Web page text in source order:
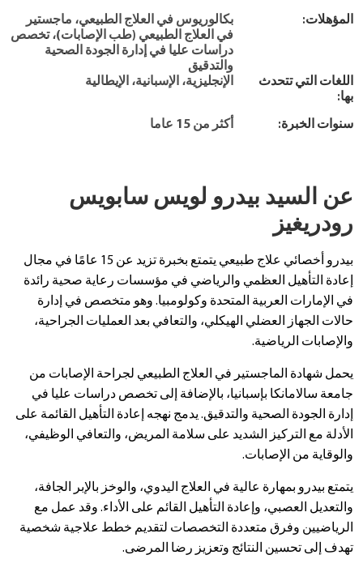
المؤهلات:
بكالوريوس في العلاج الطبيعي، ماجستير
في العلاج الطبيعي (طب الإصابات)، تخصص
دراسات عليا في إدارة الجودة الصحية
والتدقيق
اللغات التي تتحدث
بها:
الإنجليزية، الإسبانية، الإيطالية
سنوات الخبرة: أكثر من 15 عاما
عن السيد بيدرو لويس سابويس
رودريغيز
بيدرو أخصائي علاج طبيعي يتمتع بخبرة تزيد عن 15 عامًا في مجال
إعادة التأهيل العظمي والرياضي في مؤسسات رعاية صحية رائدة
في الإمارات العربية المتحدة وكولومبيا. وهو متخصص في إدارة
حالات الجهاز العضلي الهيكلي، والتعافي بعد العمليات الجراحية،
والإصابات الرياضية.
يحمل شهادة الماجستير في العلاج الطبيعي لجراحة الإصابات من
جامعة سالامانكا بإسبانيا، بالإضافة إلى تخصص دراسات عليا في
إدارة الجودة الصحية والتدقيق. يدمج نهجه إعادة التأهيل القائمة على
الأدلة مع التركيز الشديد على سلامة المريض، والتعافي الوظيفي،
والوقاية من الإصابات.
يتمتع بيدرو بمهارة عالية في العلاج اليدوي، والوخز بالإبر الجافة،
والتعديل العصبي، وإعادة التأهيل القائم على الأداء. وقد عمل مع
الرياضيين وفرق متعددة التخصصات لتقديم خطط علاجية شخصية
تهدف إلى تحسين النتائج وتعزيز رضا المرضى.